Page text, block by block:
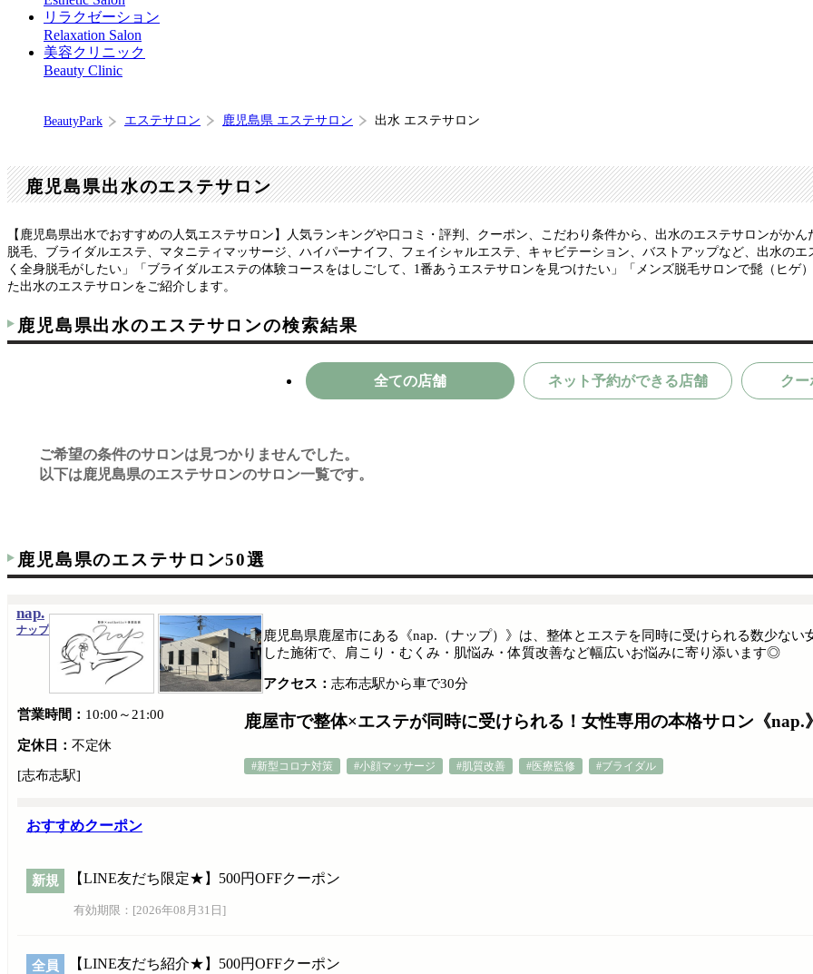
リラクゼーション
Relaxation Salon
美容クリニック
Beauty Clinic
BeautyPark エステサロン 鹿児島県 エステサロン 出水 エステサロン
鹿児島県出水のエステサロン
【鹿児島県出水でおすすめの人気エステサロン】人気ランキングや口コミ・評判、クーポン、こだわり条件から、出水のエステサロンがか
脱毛、ブライダルエステ、マタニティマッサージ、ハイパーナイフ、フェイシャルエステ、キャビテーション、バストアップなど、出水の
く全身脱毛がしたい」「ブライダルエステの体験コースをはしごして、1番あうエステサロンを見つけたい」「メンズ脱毛サロンで髭（ヒ
た出水のエステサロンをご紹介します。
鹿児島県出水のエステサロンの検索結果
全ての店舗 ネット予約ができる店舗 クー
ご希望の条件のサロンは見つかりませんでした。
以下は鹿児島県のエステサロンのサロン一覧です。
鹿児島県のエステサロン50選
nap.
ナップ
鹿屋市で整体×エステが同時に受けられる！女性専用の本格サロン《nap.
#新型コロナ対策 #小顔マッサージ #肌質改善 #医療監修 #ブライダル
鹿児島県鹿屋市にある《nap.（ナップ）》は、整体とエステを同時に受けられる数少な
した施術で、肩こり・むくみ・肌悩み・体質改善など幅広いお悩みに寄り添います◎
アクセス： 志布志駅から車で30分
営業時間： 10:00～21:00
定休日： 不定休
[志布志駅]
おすすめクーポン
新規 【LINE友だち限定★】500円OFFクーポン
有効期限：[2026年08月31日 ]
全員 【LINE友だち紹介★】500円OFFクーポン